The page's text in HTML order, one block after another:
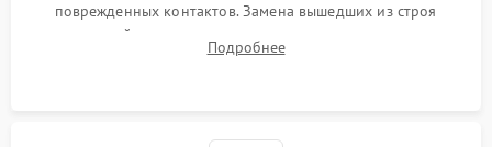
поврежденных контактов. Замена вышедших из строя
двигателей, изношенного аккумулятора, неисправного
лидара или помпы подачи воды. Восстановление шлейфов и
Подробнее